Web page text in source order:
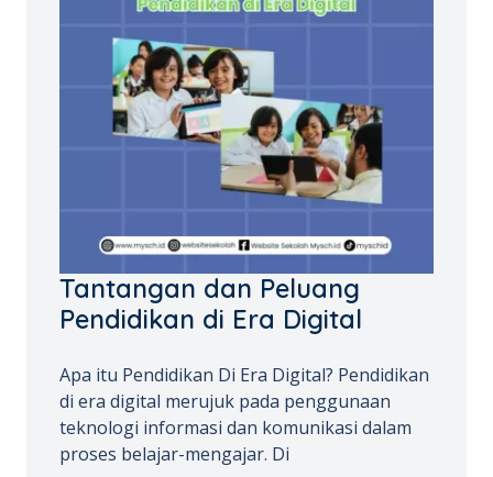
Tantangan dan Peluang
Pendidikan di Era Digital
Apa itu Pendidikan Di Era Digital? Pendidikan
di era digital merujuk pada penggunaan
teknologi informasi dan komunikasi dalam
proses belajar-mengajar. Di